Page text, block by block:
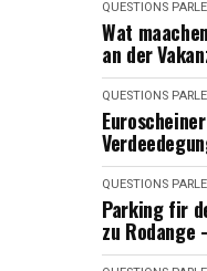
QUESTIONS
Wat
an der
QUESTIONS
QUESTIONS
Parking fir
zu Rodange